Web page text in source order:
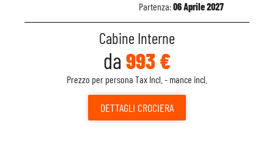
Partenza:06 Aprile 2027
Cabine Interne
da 993 €
Prezzo per persona Tax Incl. - mance incl.
DETTAGLI CROCIERA